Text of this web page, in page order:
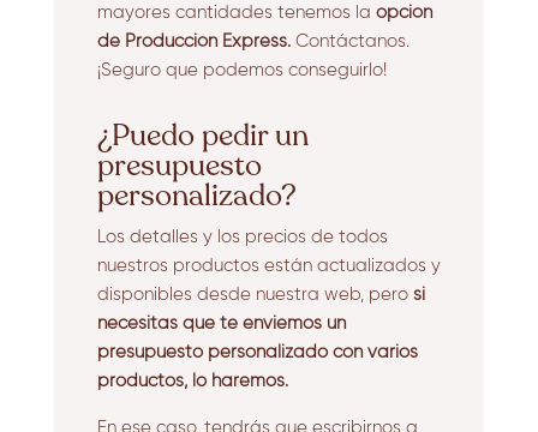
mayores cantidades tenemos la opción
de Producción Express.Contáctanos.
¡Seguro que podemos conseguirlo!
¿Puedo pedir un
presupuesto
personalizado?
Los detalles y los precios de todos
nuestros productos están actualizados y
disponibles desde nuestra web, pero si
necesitas que te enviemos un
presupuesto personalizado con varios
productos, lo haremos.
En ese caso, tendrás que escribirnos a